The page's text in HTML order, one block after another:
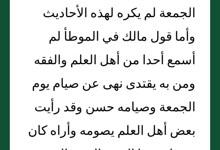
الجمعة لم يكره لهذه الأحاديث
وأما قول مالك في الموطأ لم
أسمع أحدا من أهل العلم والفقه
ومن به يقتدى نهى عن صيام يوم
الجمعة وصيامه حسن وقد رأيت
بعض أهل العلم يصومه وأراه كان